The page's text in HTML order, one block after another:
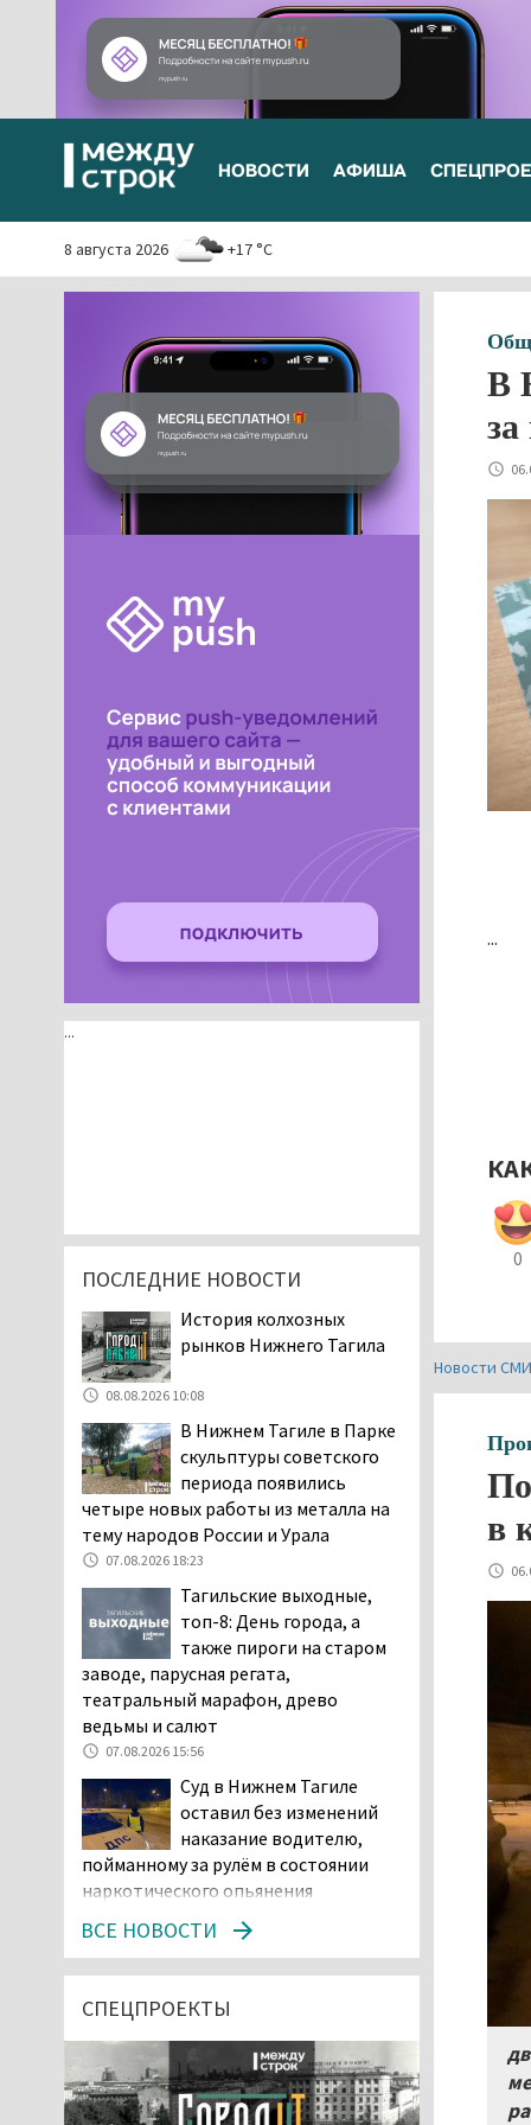
НОВОСТИ АФИША
8 августа 2026 +17 °C
В
...
0
Новости
в
...
ПОСЛЕДНИЕ НОВОСТИ
История колхозных
рынков Нижнего Тагила
08.08.2026 10:08
В Нижнем Тагиле в Парке
скульптуры советского
периода появились
четыре новых работы из металла на
тему народов России и Урала
07.08.2026 18:23
Тагильские выходные,
топ-8: День города, а
также пироги на старом
заводе, парусная регата,
театральный марафон, древо
ведьмы и салют
07.08.2026 15:56
Суд в Нижнем Тагиле
оставил без изменений
наказание водителю,
пойманному за рулём в состоянии
наркотического опьянения
ДТП под Екатеринбургом
Тагильские спасатели
проникли в квартиру
через балкон, чтобы
ВСЕ НОВОСТИ
СПЕЦПРОЕКТЫ